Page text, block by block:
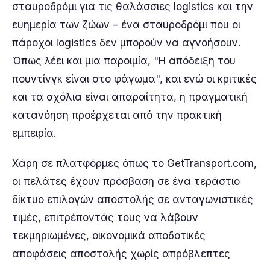
σταυροδρόμι για τις θαλάσσιες logistics και την
ευημερία των ζώων – ένα σταυροδρόμι που οι
πάροχοι logistics δεν μπορούν να αγνοήσουν.
Όπως λέει και μια παροιμία, "Η απόδειξη του
πουντίνγκ είναι στο φάγωμα", και ενώ οι κριτικές
και τα σχόλια είναι απαραίτητα, η πραγματική
κατανόηση προέρχεται από την πρακτική
εμπειρία.
Χάρη σε πλατφόρμες όπως το GetTransport.com,
οι πελάτες έχουν πρόσβαση σε ένα τεράστιο
δίκτυο επιλογών αποστολής σε ανταγωνιστικές
τιμές, επιτρέποντάς τους να λάβουν
τεκμηριωμένες, οικονομικά αποδοτικές
αποφάσεις αποστολής χωρίς απρόβλεπτες